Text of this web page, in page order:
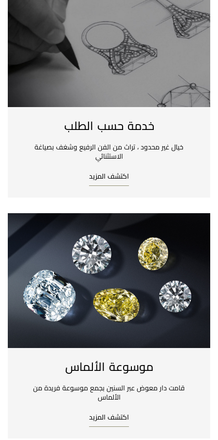
خدمة حسب الطلب
خيال غير محدود ، تراث من الفن الرفيع وشغف بصياغة
الاستثنائي
اكتشف المزيد
موسوعة الألماس
قامت دار معوض عبر السنين بجمع موسوعة فريدة من
الألماس
اكتشف المزيد